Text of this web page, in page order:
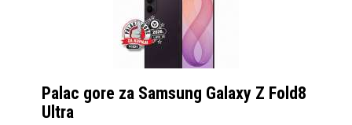
Palac gore za Samsung Galaxy Z Fold8
Ultra